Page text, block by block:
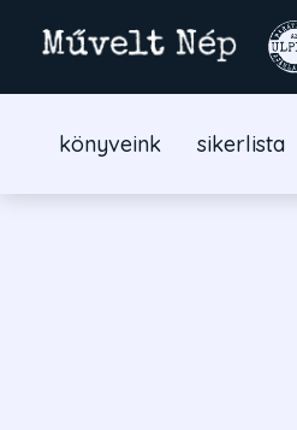
könyveink sikerlista